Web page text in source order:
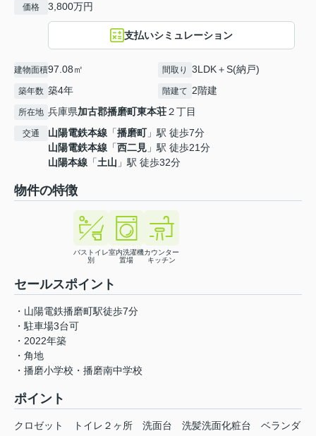
価格 3,800万円
支払いシミュレーション
建物面積97.08㎡ 間取り 3LDK＋S(納戸)
築年数 築4年 階建て 2階建
所在地 兵庫県加古郡播磨町東本荘２丁目
交通 山陽電鉄本線 「播磨町」駅 徒歩7分
山陽電鉄本線 「西二見 」駅 徒歩21分
山陽本線 「土山 」駅 徒歩32分
物件の特徴
バストイレ
別
室内洗濯機
置場
カウンター
キッチン
セールスポイント
・山陽電鉄播磨町駅徒歩7分
・駐車場3台可
・2022年築
・角地
・播磨小学校・播磨南中学校
ポイント
クロゼット トイレ２ヶ所 洗面台 洗髪洗面化粧台 ベランダ